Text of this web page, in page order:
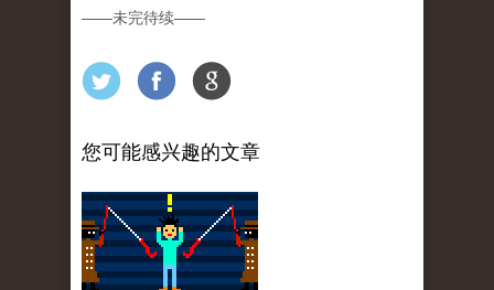
——未完待续——
您可能感兴趣的文章